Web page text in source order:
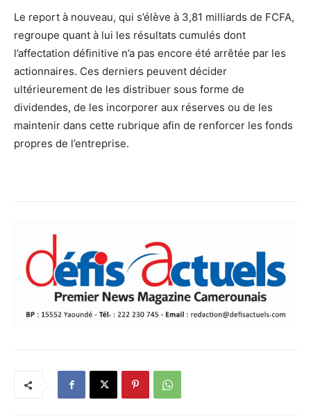
Le report à nouveau, qui s’élève à 3,81 milliards de FCFA,
regroupe quant à lui les résultats cumulés dont
l’affectation définitive n’a pas encore été arrêtée par les
actionnaires. Ces derniers peuvent décider
ultérieurement de les distribuer sous forme de
dividendes, de les incorporer aux réserves ou de les
maintenir dans cette rubrique afin de renforcer les fonds
propres de l’entreprise.